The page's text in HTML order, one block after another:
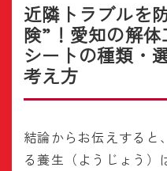
近隣トラブルを
険”！愛知の解
シートの種類・
考え方
結論からお伝えすると
る養生（ようじょう）